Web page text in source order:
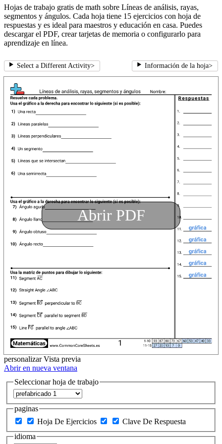
Hojas de trabajo gratis de math sobre Líneas de análisis, rayas,
segmentos y ángulos. Cada hoja tiene 15 ejercicios con hoja de
respuestas y es ideal para maestros y educación en casa. Puedes
descargar el PDF, crear tarjetas de memoria o configurarlo para
aprendizaje en línea.
Select a Different Activity> Información de la hoja>
Abrir PDF
personalizar Vista previa
Abrir en nueva ventana
Seleccionar hoja de trabajo
paginas
Hoja De Ejercicios
Clave De Respuesta
idioma